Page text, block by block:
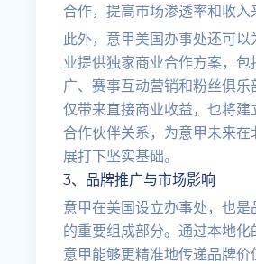
合作，提高市场渗透率和收入
此外，意甲美国办事处还可以
业提供独家商业合作方案，包
广、赛事互动营销和粉丝俱乐
仅带来直接商业收益，也将建
合作伙伴关系，为意甲未来在
展打下坚实基础。
3、品牌推广与市场影响
意甲在美国设立办事处，也是
的重要组成部分。通过本地化
意甲能够更精准地传递品牌价